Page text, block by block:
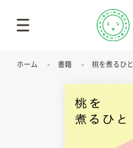
ホーム 書籍 桃を煮るひと